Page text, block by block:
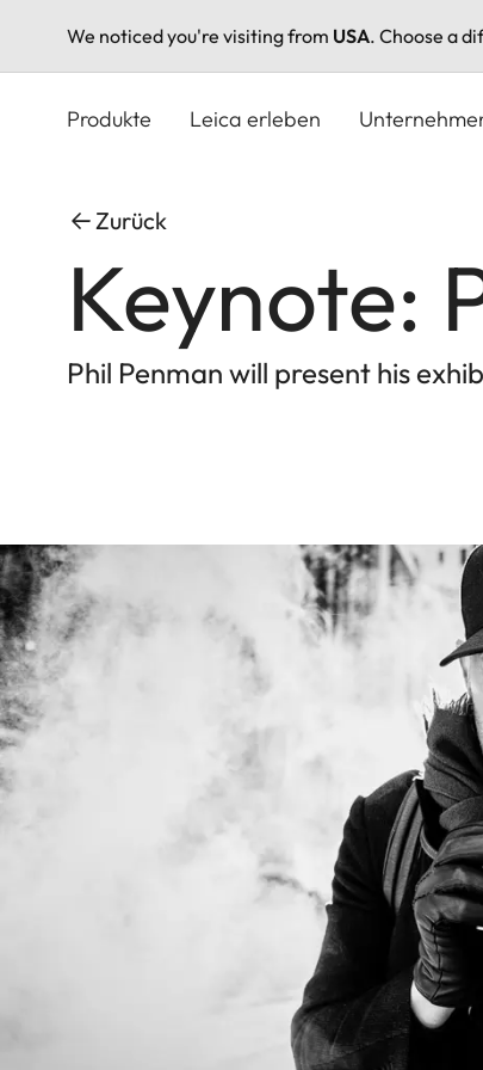
We noticed you're visiting from USA. Choose a
Produkte Leica erleben
Zurück
Keynote:
Phil Penman will present his